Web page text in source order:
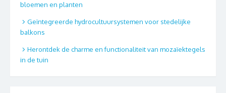
bloemen en planten
Geïntegreerde hydrocultuursystemen voor stedelijke
balkons
Herontdek de charme en functionaliteit van mozaïektegels
in de tuin